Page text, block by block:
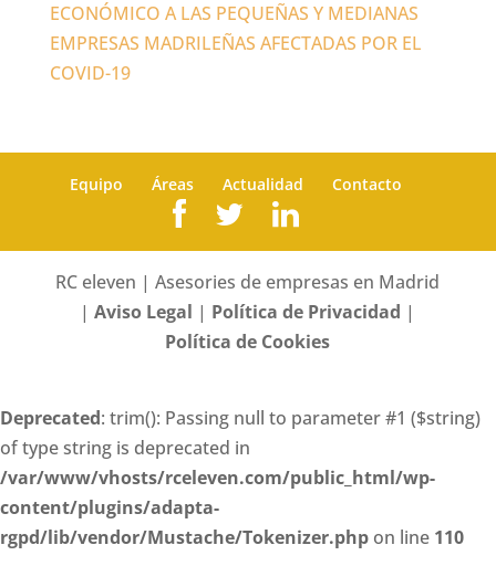
ECONÓMICO A LAS PEQUEÑAS Y MEDIANAS
EMPRESAS MADRILEÑAS AFECTADAS POR EL
COVID-19
Equipo Áreas Actualidad Contacto
RC eleven | Asesories de empresas en Madrid
|Aviso Legal | Política de Privacidad |
Política de Cookies
Deprecated: trim(): Passing null to parameter #1 ($string)
of type string is deprecated in
/var/www/vhosts/rceleven.com/public_html/wp-
content/plugins/adapta-
rgpd/lib/vendor/Mustache/Tokenizer.php on line 110